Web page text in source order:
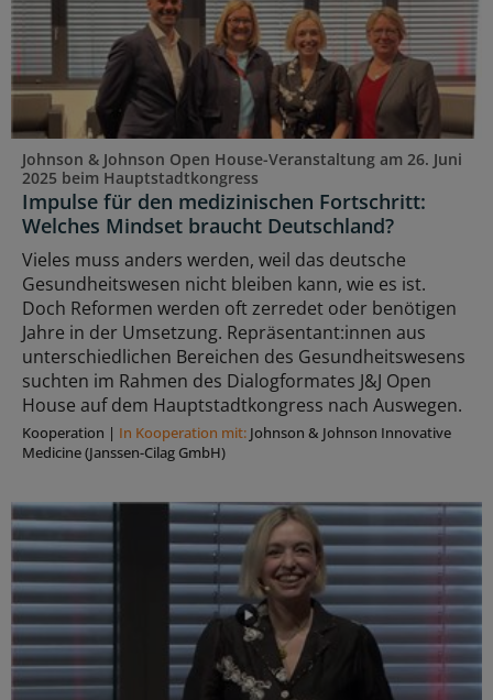
Johnson & Johnson Open House-Veranstaltung am 26. Juni
2025 beim Hauptstadtkongress
Impulse für den medizinischen Fortschritt:
Welches Mindset braucht Deutschland?
Vieles muss anders werden, weil das deutsche
Gesundheitswesen nicht bleiben kann, wie es ist.
Doch Reformen werden oft zerredet oder benötigen
Jahre in der Umsetzung. Repräsentant:innen aus
unterschiedlichen Bereichen des Gesundheitswesens
suchten im Rahmen des Dialogformates J&J Open
House auf dem Hauptstadtkongress nach Auswegen.
Kooperation | In Kooperation mit: Johnson & Johnson Innovative
Medicine (Janssen-Cilag GmbH)